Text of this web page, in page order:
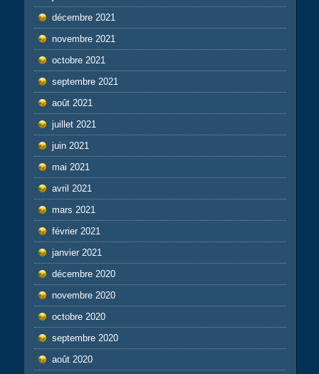
décembre 2021
novembre 2021
octobre 2021
septembre 2021
août 2021
juillet 2021
juin 2021
mai 2021
avril 2021
mars 2021
février 2021
janvier 2021
décembre 2020
novembre 2020
octobre 2020
septembre 2020
août 2020